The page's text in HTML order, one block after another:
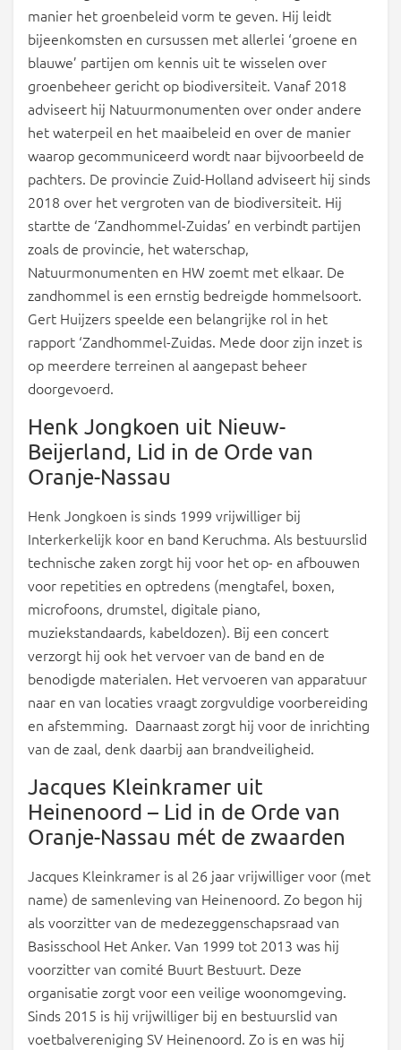
manier het groenbeleid vorm te geven. Hij leidt
bijeenkomsten en cursussen met allerlei ‘groene en
blauwe’ partijen om kennis uit te wisselen over
groenbeheer gericht op biodiversiteit. Vanaf 2018
adviseert hij Natuurmonumenten over onder andere
het waterpeil en het maaibeleid en over de manier
waarop gecommuniceerd wordt naar bijvoorbeeld de
pachters. De provincie Zuid-Holland adviseert hij sinds
2018 over het vergroten van de biodiversiteit. Hij
startte de ‘Zandhommel-Zuidas’ en verbindt partijen
zoals de provincie, het waterschap,
Natuurmonumenten en HW zoemt met elkaar. De
zandhommel is een ernstig bedreigde hommelsoort.
Gert Huijzers speelde een belangrijke rol in het
rapport ‘Zandhommel-Zuidas. Mede door zijn inzet is
op meerdere terreinen al aangepast beheer
doorgevoerd.
Henk Jongkoen uit Nieuw-
Beijerland, Lid in de Orde van
Oranje-Nassau
Henk Jongkoen is sinds 1999 vrijwilliger bij
Interkerkelijk koor en band Keruchma. Als bestuurslid
technische zaken zorgt hij voor het op- en afbouwen
voor repetities en optredens (mengtafel, boxen,
microfoons, drumstel, digitale piano,
muziekstandaards, kabeldozen). Bij een concert
verzorgt hij ook het vervoer van de band en de
benodigde materialen. Het vervoeren van apparatuur
naar en van locaties vraagt zorgvuldige voorbereiding
en afstemming. Daarnaast zorgt hij voor de inrichting
van de zaal, denk daarbij aan brandveiligheid.
Jacques Kleinkramer uit
Heinenoord – Lid in de Orde van
Oranje-Nassau mét de zwaarden
Jacques Kleinkramer is al 26 jaar vrijwilliger voor (met
name) de samenleving van Heinenoord. Zo begon hij
als voorzitter van de medezeggenschapsraad van
Basisschool Het Anker. Van 1999 tot 2013 was hij
voorzitter van comité Buurt Bestuurt. Deze
organisatie zorgt voor een veilige woonomgeving.
Sinds 2015 is hij vrijwilliger bij en bestuurslid van
voetbalvereniging SV Heinenoord. Zo is en was hij